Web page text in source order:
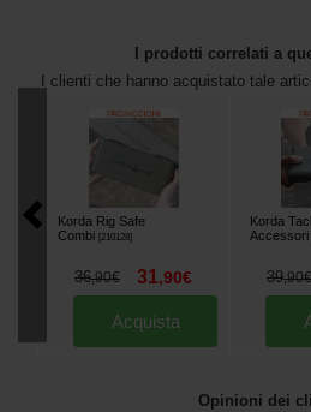
I prodotti correlati a
I clienti che hanno acquistato tale
Korda Rig Safe
Combi [210128]
36,90€ 31,90€
Acquista
Korda
Accessori
39,90€
Opinioni dei